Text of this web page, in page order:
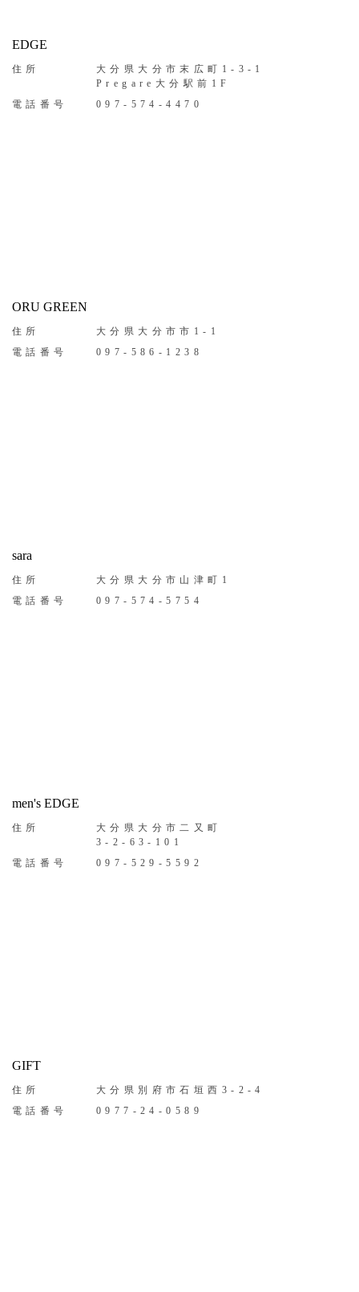
EDGE
住所
大分県大分市末広町1-3-1
Pregare大分駅前1F
電話番号
097-574-4470
ORU GREEN
住所
大分県大分市市1-1
電話番号
097-586-1238
sara
住所
大分県大分市山津町1
電話番号
097-574-5754
men's EDGE
住所
大分県大分市二又町
3-2-63-101
電話番号
097-529-5592
GIFT
住所
大分県別府市石垣西3-2-4
電話番号
0977-24-0589